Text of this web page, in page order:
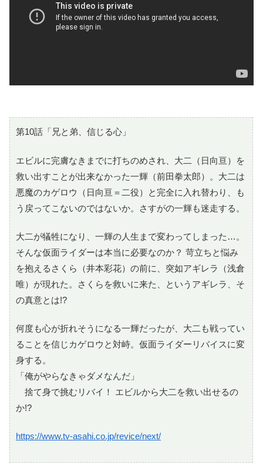
第10話「兄と弟、信じる心」
エビルに完膚なきまでに打ちのめされ、大二（日向亘）を
救い出すことが出来なかった一輝（前田拳太郎）。大二は
悪魔のカゲロウ（日向亘＝二役）と完全に入れ替わり、も
う戻ってこないのではないか。さすがの一輝も迷走する。
大二が犠牲になり、一輝の人生まで変わってしまった…。
そんな仮面ライダーは本当に必要なのか？ 苛立ちと悩み
を抱えるさくら（井本彩花）の前に、突如アギレラ（浅倉
唯）が現れた。さくらを救いに来た、というアギレラ、そ
の真意とは!?
何度も心が折れそうになる一輝だったが、大二も戦ってい
ることを信じカゲロウと対峙。仮面ライダーリバイスに変
身する。
「俺がやらなきゃダメなんだ」
捨て身で挑むリバイ！ エビルから大二を救い出せるの
か!?
https://www.tv-asahi.co.jp/revice/next/